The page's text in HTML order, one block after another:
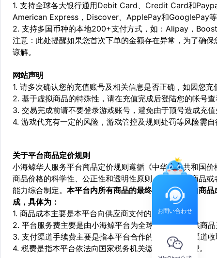
1. 支持全球各大银行通用Debit Card、Credit Card和
American Express，Discover、ApplePay和GooglePay
2. 支持多国币种的本地200+支付方式，如：Alipay，
注意：此处提醒如果您首次下单的金额存在异常，为了确
谅解。
网站声明
1. 请多次确认您的充值账号及相关信息是否正确，如因您
2. 基于虚拟商品的特殊性，请在充值完成后登陆您的帐号
3. 交易完成前请不要登录游戏账号，避免由于顶号造成充
4. 游戏代充有一定的风险，游戏管控及规则处罚等风险需
关于平台商品定价规则
小海鲸华人服务平台商品定价规则遵循《中华人民共和国
商品价格的科学性、公正性和透明性原则，依据相关商品
能力综合制定。 本平台内所有商品的最终销售价格均由商
成，具体为：
1. 商品成本主要是本平台向供应商支付的采购成本；
2. 平台服务费主要是由小海鲸平台为全球华人用户提供商
3. 支付渠道手续费主要是指本平台合作的第三方支付渠道
4. 税费是指本平台依法向国家税务机关缴纳的各项税费。
お問い合わせ